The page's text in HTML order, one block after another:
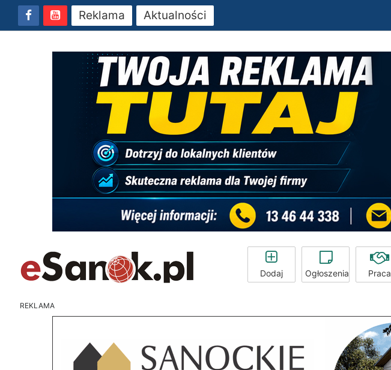
Reklama Aktualności
Dodaj Ogłoszenia Praca
REKLAMA